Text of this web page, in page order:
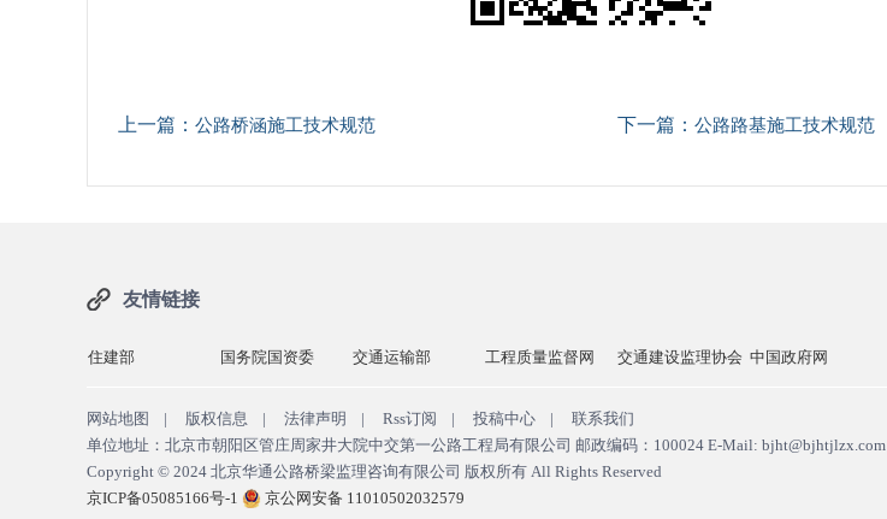
上一篇： 公路桥涵施工技术规范 下一篇： 公路路基施工技术规范
友情链接
国务院国资委 交通运输部 工程质量监督网 交通建设监理协会 中国政府网 住建部
网站地图 | 版权信息 | 法律声明 | Rss订阅 | 投稿中心 |
联系我们
单位地址：北京市朝阳区管庄周家井大院中交第一公路工程局有限公司 邮政编码：100024 E-Mail: bjht@bjhtjlzx.com
Copyright © 2024 北京华通公路桥梁监理咨询有限公司 版权所有 All Rights Reserved
京ICP备05085166号-1
京公网安备 11010502032579